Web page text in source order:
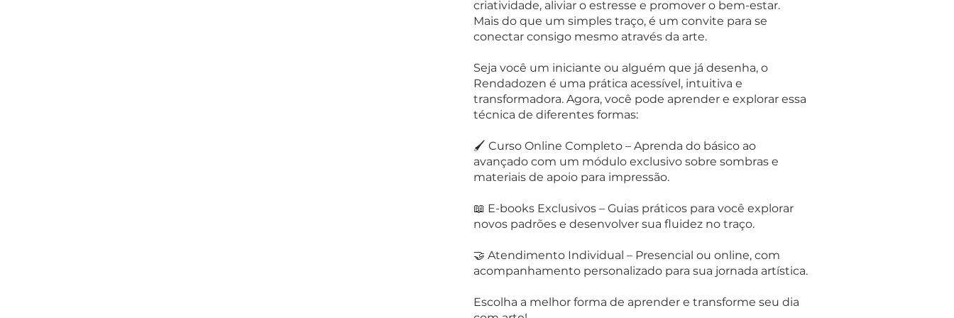
criatividade, aliviar o estresse e promover o bem-estar.
Mais do que um simples traço, é um convite para se
conectar consigo mesmo através da arte.
Seja você um iniciante ou alguém que já desenha, o
Rendadozen é uma prática acessível, intuitiva e
transformadora. Agora, você pode aprender e explorar essa
técnica de diferentes formas:
🖌 Curso Online Completo – Aprenda do básico ao
avançado com um módulo exclusivo sobre sombras e
materiais de apoio para impressão.
📖 E-books Exclusivos – Guias práticos para você explorar
novos padrões e desenvolver sua fluidez no traço.
🤝 Atendimento Individual – Presencial ou online, com
acompanhamento personalizado para sua jornada artística.
Escolha a melhor forma de aprender e transforme seu dia